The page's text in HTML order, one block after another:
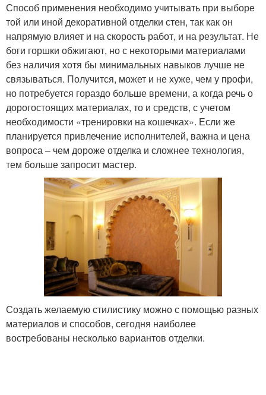
Способ применения необходимо учитывать при выборе
той или иной декоративной отделки стен, так как он
напрямую влияет и на скорость работ, и на результат. Не
боги горшки обжигают, но с некоторыми материалами
без наличия хотя бы минимальных навыков лучше не
связываться. Получится, может и не хуже, чем у профи,
но потребуется гораздо больше времени, а когда речь о
дорогостоящих материалах, то и средств, с учетом
необходимости «тренировки на кошечках». Если же
планируется привлечение исполнителей, важна и цена
вопроса – чем дороже отделка и сложнее технология,
тем больше запросит мастер.
Создать желаемую стилистику можно с помощью разных
материалов и способов, сегодня наиболее
востребованы несколько вариантов отделки.